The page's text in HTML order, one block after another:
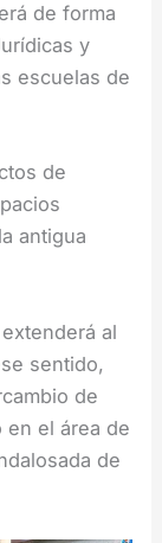
de forma
y
escuelas de
de
antigua
al
sentido,
de
en el área de
de